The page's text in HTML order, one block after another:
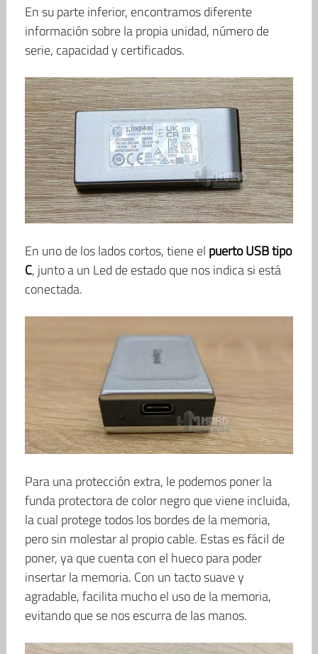
En su parte inferior, encontramos diferente
información sobre la propia unidad, número de
serie, capacidad y certificados.
En uno de los lados cortos, tiene el puerto USB tipo
C, junto a un Led de estado que nos indica si está
conectada.
Para una protección extra, le podemos poner la
funda protectora de color negro que viene incluida,
la cual protege todos los bordes de la memoria,
pero sin molestar al propio cable. Estas es fácil de
poner, ya que cuenta con el hueco para poder
insertar la memoria. Con un tacto suave y
agradable, facilita mucho el uso de la memoria,
evitando que se nos escurra de las manos.